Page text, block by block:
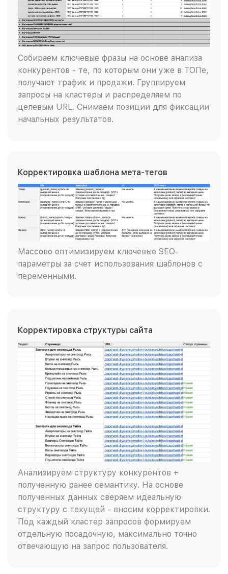
Собираем ключевые фразы на основе анализа
конкурентов - те, по которым они уже в ТОПе,
получают трафик и продажи. Группируем
запросы на кластеры и распределяем по
целевым URL. Снимаем позиции для фиксации
начальных результатов.
Корректировка шаблона мета-тегов
Массово оптимизируем ключевые SEO-
параметры за счет использования шаблонов с
переменными.
Корректировка структуры сайта
Анализируем структуру конкурентов +
полученную ранее семантику. На основе
полученных данных сверяем идеальную
структуру с текущей - вносим корректировки.
Под каждый кластер запросов формируем
отдельную посадочную, максимально точно
отвечающую на запрос пользователя.